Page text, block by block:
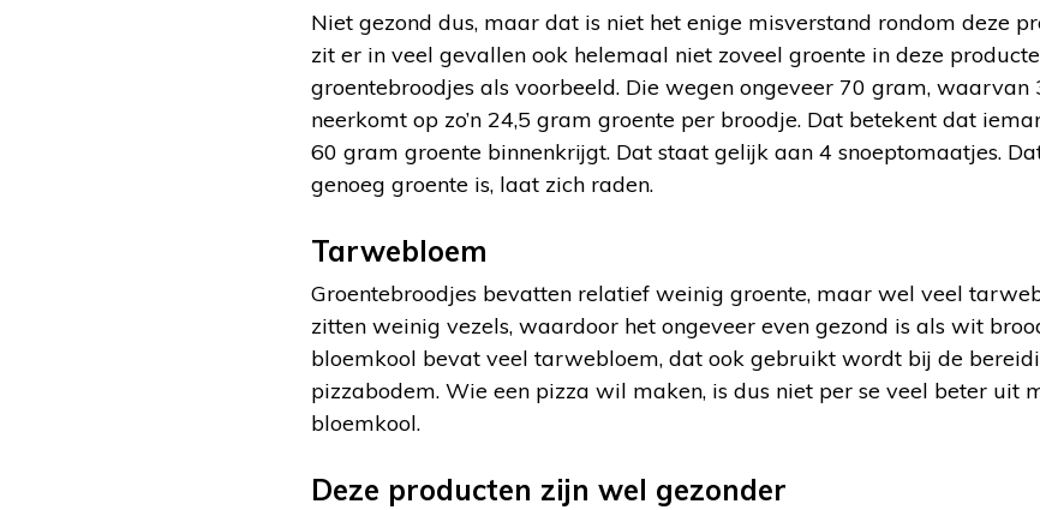
Niet gezond dus, maar dat is niet het enige misverstand rondom deze
zit er in veel gevallen ook helemaal niet zoveel groente in deze
groentebroodjes als voorbeeld. Die wegen ongeveer 70 gram, waarvan
neerkomt op zo’n 24,5 gram groente per broodje. Dat betekent dat
60 gram groente binnenkrijgt. Dat staat gelijk aan 4 snoeptomaatjes.
genoeg groente is, laat zich raden.
Tarwebloem
Groentebroodjes bevatten relatief weinig groente, maar wel veel
zitten weinig vezels, waardoor het ongeveer even gezond is als wit
bloemkool bevat veel tarwebloem, dat ook gebruikt wordt bij de
pizzabodem. Wie een pizza wil maken, is dus niet per se veel beter uit
bloemkool.
Deze producten zijn wel gezonder